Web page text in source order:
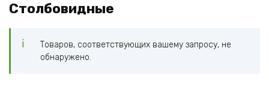
Столбовидные
Товаров, соответствующих вашему запросу, не
обнаружено.